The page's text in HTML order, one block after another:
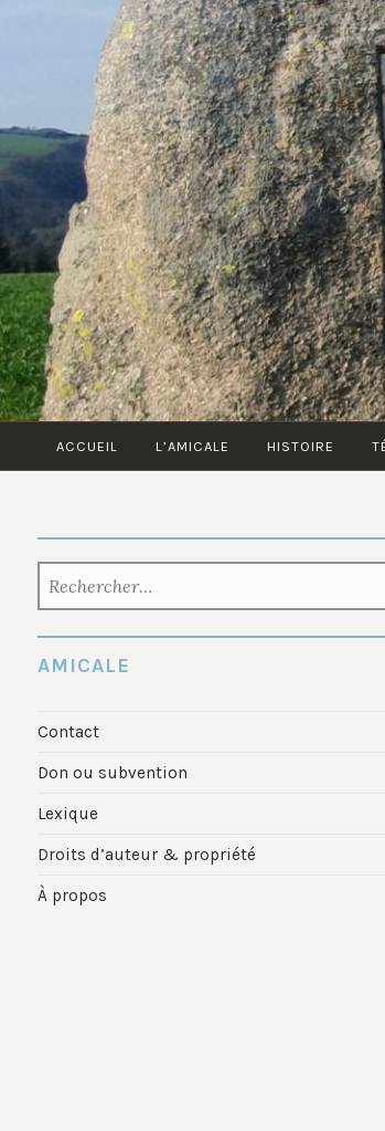
ACCUEIL L’AMICALE HISTOIRE
AMICALE
Contact
Don ou subvention
Lexique
Droits d’auteur & propriété
À propos